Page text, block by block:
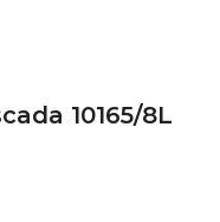
10165/8L